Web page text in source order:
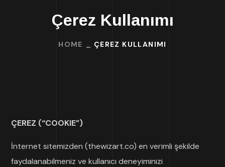
Çerez Kullanımı
HOME ÇEREZ KULLANIMI
ÇEREZ (“COOKIE”)
İnternet sitemizden (thewizart.co) en verimli şekilde
faydalanabilmeniz ve kullanıcı deneyiminizi